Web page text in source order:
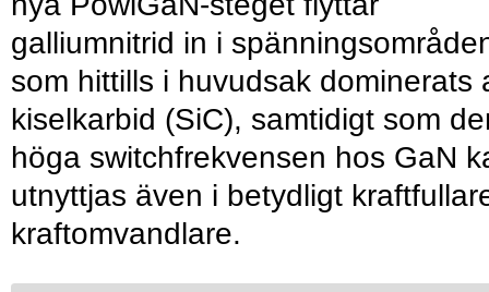
galliumnitrid in i
som hittills i huvudsak dominerats
kiselkarbid (SiC), samtidigt som
höga switchfrekvensen hos GaN
utnyttjas även i betydligt
kraftomvandlare.